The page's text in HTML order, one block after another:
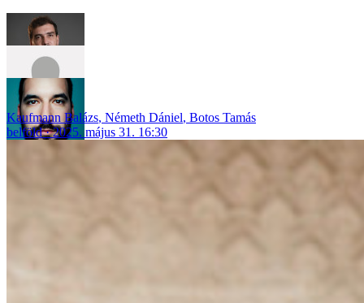
Kaufmann Balázs, Németh Dániel, Botos Tamás
belföld
2025. május 31. 16:30